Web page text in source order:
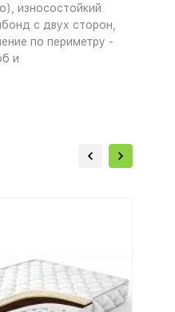
износостойкий
с двух сторон,
по периметру -
и